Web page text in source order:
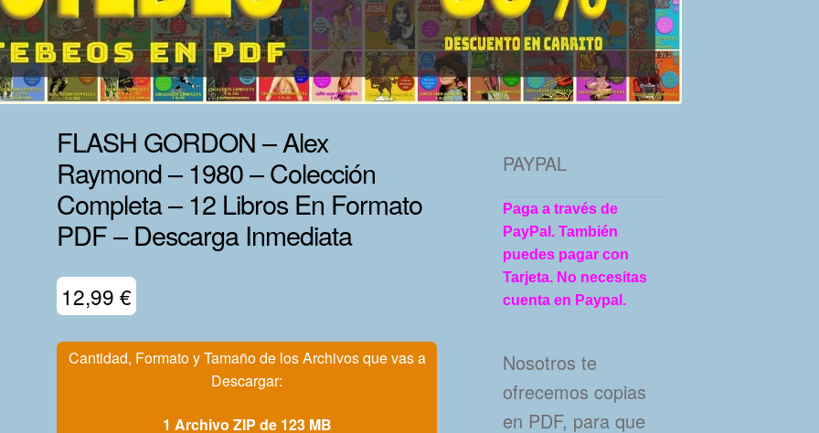
FLASH GORDON – Alex
Raymond – 1980 – Colección
Completa – 12 Libros En Formato
PDF – Descarga Inmediata
12,99€
Cantidad, Formato y Tamaño de los Archivos que vas a
Descargar:
1 Archivo ZIP de 123 MB
PAYPAL
Paga a través de
PayPal. También
puedes pagar con
Tarjeta. No necesitas
cuenta en Paypal.
Nosotros te
ofrecemos copias
en PDF, para que